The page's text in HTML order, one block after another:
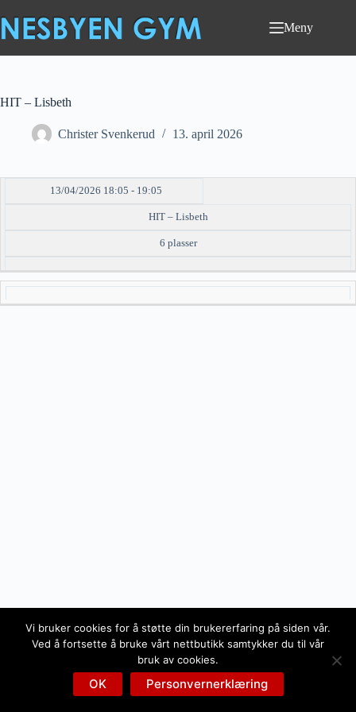
til
innholdet
Meny
HIT – Lisbeth
Christer Svenkerud 13. april 2026
DATO/TID EVENT TILGJENGELIGHET
13/04/2026 18:05 - 19:05
HIT – Lisbeth
6 plasser
Vi bruker cookies for å støtte din brukererfaring på siden vår.
Ved å fortsette å bruke vårt nettbutikk samtykker du til vår
bruk av cookies.
OK Personvernerklæring